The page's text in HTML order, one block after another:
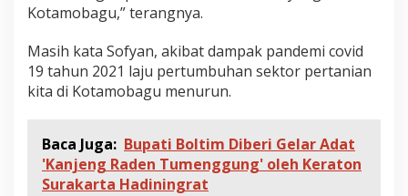
Kotamobagu,” terangnya.
Masih kata Sofyan, akibat dampak pandemi covid
19 tahun 2021 laju pertumbuhan sektor pertanian
kita di Kotamobagu menurun.
Baca Juga: Bupati Boltim Diberi Gelar Adat
'Kanjeng Raden Tumenggung' oleh Keraton
Surakarta Hadiningrat